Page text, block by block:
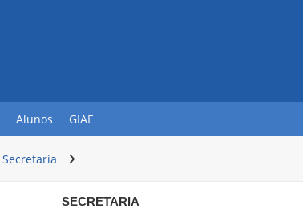
Alunos GIAE
Secretaria
SECRETARIA